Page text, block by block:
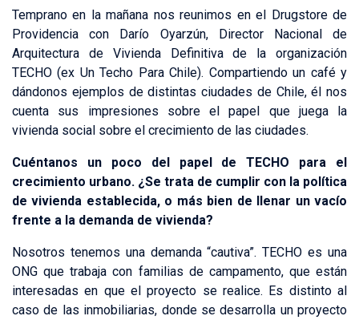
Temprano en la mañana nos reunimos en el Drugstore de
Providencia con Darío Oyarzún, Director Nacional de
Arquitectura de Vivienda Definitiva de la organización
TECHO (ex Un Techo Para Chile). Compartiendo un café y
dándonos ejemplos de distintas ciudades de Chile, él nos
cuenta sus impresiones sobre el papel que juega la
vivienda social sobre el crecimiento de las ciudades.
Cuéntanos un poco del papel de TECHO para el
crecimiento urbano. ¿Se trata de cumplir con la política
de vivienda establecida, o más bien de llenar un vacío
frente a la demanda de vivienda?
Nosotros tenemos una demanda “cautiva”. TECHO es una
ONG que trabaja con familias de campamento, que están
interesadas en que el proyecto se realice. Es distinto al
caso de las inmobiliarias, donde se desarrolla un proyecto